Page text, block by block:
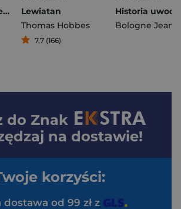
Wyznania i anatemy
Lewiatan
Thomas Hobbes
7,7 (166)
do Znak
na dostawie!
korzyści:
od 99 zł z